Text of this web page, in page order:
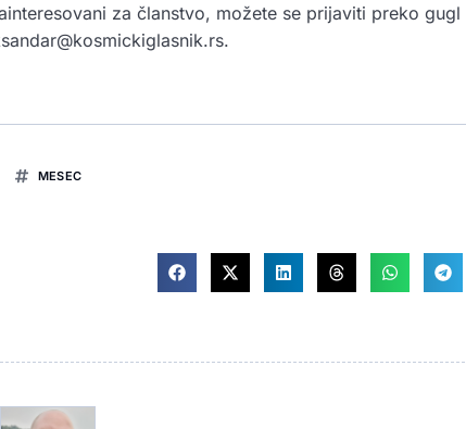
za članstvo, možete se prijaviti preko gugl
MESEC